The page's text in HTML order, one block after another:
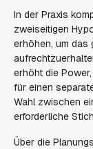
In der Praxis
zweiseitigen
erhöhen, um das
erhöht die
für einen
Wahl zwischen
erforderliche
Über die